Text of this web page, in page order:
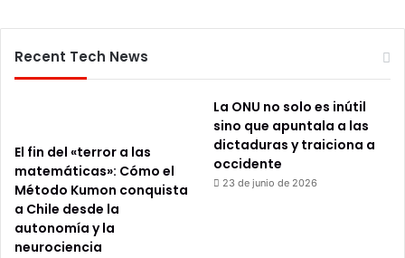
Recent Tech News
El fin del «terror a las
matemáticas»: Cómo el
Método Kumon conquista
a Chile desde la
autonomía y la
neurociencia
La ONU no solo es inútil
sino que apuntala a las
dictaduras y traiciona a
occidente
23 de junio de 2026